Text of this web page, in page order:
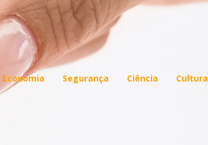
Economia Segurança Ciência Cultura